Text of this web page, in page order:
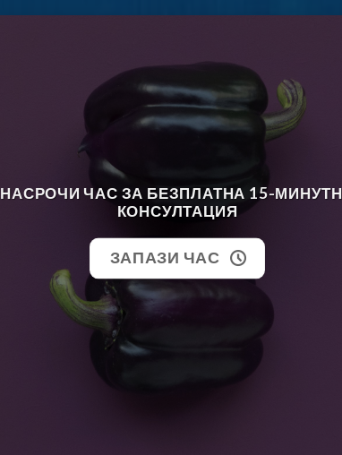
НАСРОЧИ ЧАС ЗА БЕЗПЛАТНА 15-
КОНСУЛТАЦИЯ
ЗАПАЗИ ЧАС